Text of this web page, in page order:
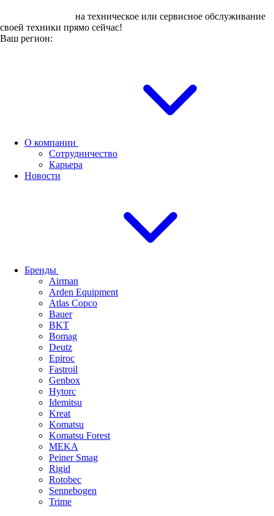
на техническое или сервисное обслуживание
своей техники прямо сейчас!
Ваш регион:
О компании
Сотрудничество
Карьера
Новости
Бренды
Airman
Arden Equipment
Atlas Сopco
Bauer
BKT
Bomag
Deutz
Epiroc
Fastroil
Genbox
Hytorc
Idemitsu
Kreat
Komatsu
Komatsu Forest
MEKA
Peiner Smag
Rigid
Rotobec
Sennebogen
Trime